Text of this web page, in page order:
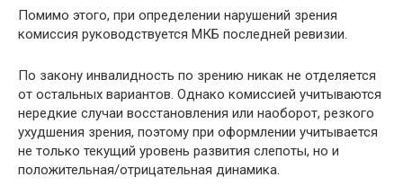
Помимо этого, при определении нарушений зрения
комиссия руководствуется МКБ последней ревизии.
По закону инвалидность по зрению никак не отделяется
от остальных вариантов. Однако комиссией учитываются
нередкие случаи восстановления или наоборот, резкого
ухудшения зрения, поэтому при оформлении учитывается
не только текущий уровень развития слепоты, но и
положительная/отрицательная динамика.